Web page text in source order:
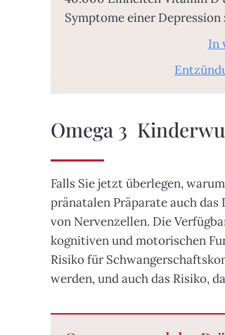
Symptome einer Depression
In
Omega 3
Falls Sie jetzt überlegen, warum
pränatalen Präparate auch
von Nervenzellen. Die
kognitiven und motorischen
Risiko für
werden, und auch das Risiko,